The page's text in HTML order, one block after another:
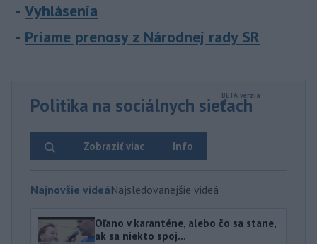
Vyhlásenia
Priame prenosy z Národnej rady SR
Politika na sociálnych sieťach
Info
Zobraziť viac
Najnovšie videáNajsledovanejšie videá
Oľano v karanténe, alebo čo sa stane,
ak sa niekto spoj...